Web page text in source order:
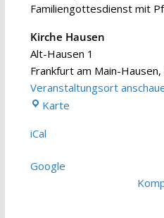
Familiengottesdienst mit
Kirche Hausen
Alt-Hausen 1
Frankfurt am Main-Hausen,
Veranstaltungsort
KarteKirche
iCal
Google